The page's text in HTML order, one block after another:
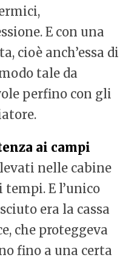
E con una
cioè anch’essa di
tale da
perfino con gli
ai campi
nelle cabine
E l’unico
era la cassa
che proteggeva
fino a una certa